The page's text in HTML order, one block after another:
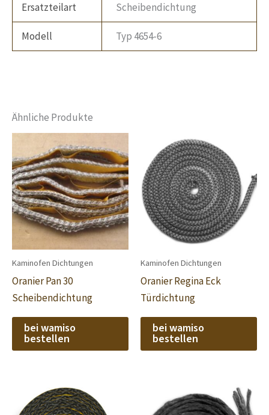
Ersatzteilart Scheibendichtung
Modell Typ 4654-6
Ähnliche Produkte
Kaminofen Dichtungen
Oranier Pan 30
Scheibendichtung
bei wamiso
bestellen
Kaminofen Dichtungen
Oranier Regina Eck
Türdichtung
bei wamiso
bestellen